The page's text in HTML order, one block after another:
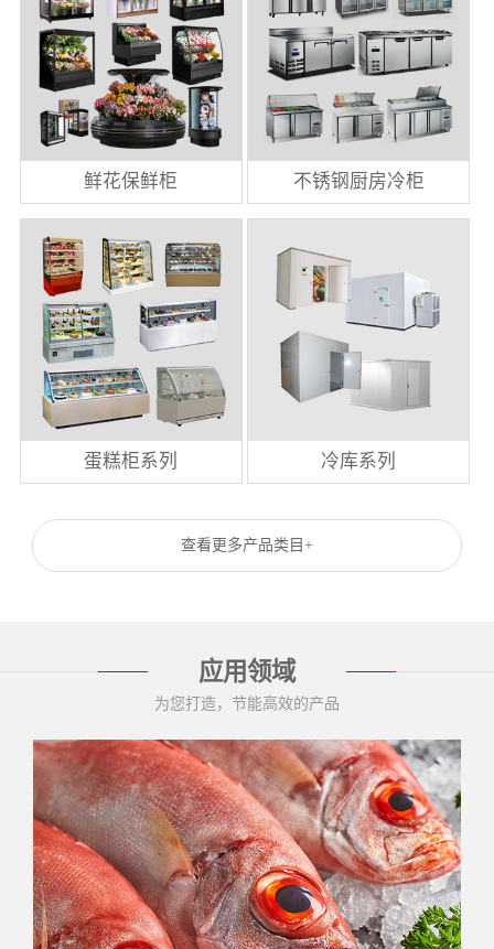
鲜花保鲜柜 不锈钢厨房冷柜
蛋糕柜系列 冷库系列
查看更多产品类目+
应用领域
为您打造，节能高效的产品